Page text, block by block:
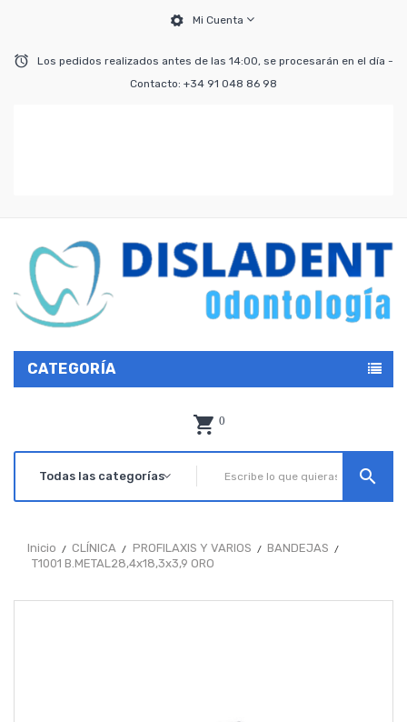
Mi Cuenta
Los pedidos realizados antes de las 14:00, se procesarán en el día -
Contacto: +34 91 048 86 98
CATEGORÍA
0
search
Inicio CLÍNICA PROFILAXIS Y VARIOS
BANDEJAS
T1001 B.METAL28,4x18,3x3,9 ORO